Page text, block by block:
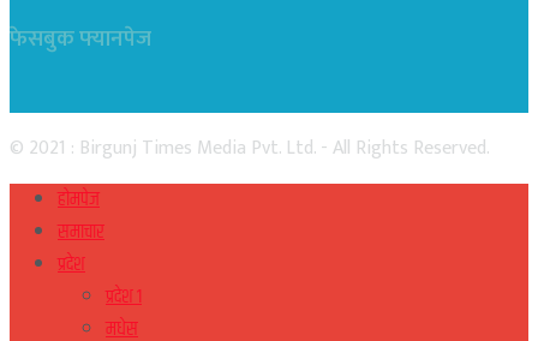
फेसबुक फ्यानपेज
© 2021 : Birgunj Times Media Pvt. Ltd. - All Rights Reserved.
होमपेज
समाचार
प्रदेश
प्रदेश १
मधेस